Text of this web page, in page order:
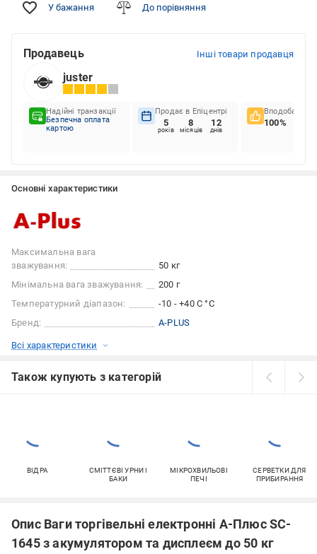
У бажання До порівняння
Продавець Інші товари продавця
juster
Надійні транзакції
Безпечна оплата
картою
Продає в Епіцентрі
5
років
8
місяців
12
днів
Вподобання
100%
Основні характеристики
Максимальна вага
зважування:
50 кг
Мінімальна вага зважування:
200 г
Температурний діапазон:
-10 - +40 С °C
Бренд:
A-PLUS
Всі характеристики
Також купують з категорій
ВІДРА
СМІТТЄВІ УРНИ І
БАКИ
МІКРОХВИЛЬОВІ
ПЕЧІ
СЕРВЕТКИ ДЛЯ
ПРИБИРАННЯ
Опис Ваги торгівельні електронні А-Плюс SC-
1645 з акумулятором та дисплеєм до 50 кг